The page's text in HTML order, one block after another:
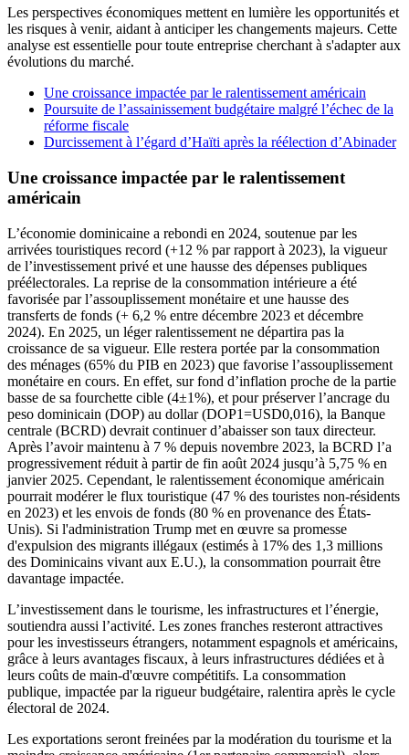
Les perspectives économiques mettent en lumière les opportunités et
les risques à venir, aidant à anticiper les changements majeurs. Cette
analyse est essentielle pour toute entreprise cherchant à s'adapter aux
évolutions du marché.
Une croissance impactée par le ralentissement américain
Poursuite de l’assainissement budgétaire malgré l’échec de la
réforme fiscale
Durcissement à l’égard d’Haïti après la réélection d’Abinader
Une croissance impactée par le ralentissement
américain
L’économie dominicaine a rebondi en 2024, soutenue par les
arrivées touristiques record (+12 % par rapport à 2023), la vigueur
de l’investissement privé et une hausse des dépenses publiques
préélectorales. La reprise de la consommation intérieure a été
favorisée par l’assouplissement monétaire et une hausse des
transferts de fonds (+ 6,2 % entre décembre 2023 et décembre
2024). En 2025, un léger ralentissement ne départira pas la
croissance de sa vigueur. Elle restera portée par la consommation
des ménages (65% du PIB en 2023) que favorise l’assouplissement
monétaire en cours. En effet, sur fond d’inflation proche de la partie
basse de sa fourchette cible (4±1%), et pour préserver l’ancrage du
peso dominicain (DOP) au dollar (DOP1=USD0,016), la Banque
centrale (BCRD) devrait continuer d’abaisser son taux directeur.
Après l’avoir maintenu à 7 % depuis novembre 2023, la BCRD l’a
progressivement réduit à partir de fin août 2024 jusqu’à 5,75 % en
janvier 2025. Cependant, le ralentissement économique américain
pourrait modérer le flux touristique (47 % des touristes non-résidents
en 2023) et les envois de fonds (80 % en provenance des États-
Unis). Si l'administration Trump met en œuvre sa promesse
d'expulsion des migrants illégaux (estimés à 17% des 1,3 millions
des Dominicains vivant aux E.U.), la consommation pourrait être
davantage impactée.
L’investissement dans le tourisme, les infrastructures et l’énergie,
soutiendra aussi l’activité. Les zones franches resteront attractives
pour les investisseurs étrangers, notamment espagnols et américains,
grâce à leurs avantages fiscaux, à leurs infrastructures dédiées et à
leurs coûts de main-d'œuvre compétitifs. La consommation
publique, impactée par la rigueur budgétaire, ralentira après le cycle
électoral de 2024.
Les exportations seront freinées par la modération du tourisme et la